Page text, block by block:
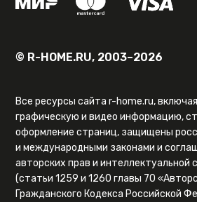
© R-HOME.RU, 2003–2026
Все ресурсы сайта r-home.ru,
графическую и видео информацию,
оформление страниц, защищены
и международными законами и
авторских прав и интеллектуальной
(статьи 1259 и 1260 главы 70
Гражданского Кодекса Российской